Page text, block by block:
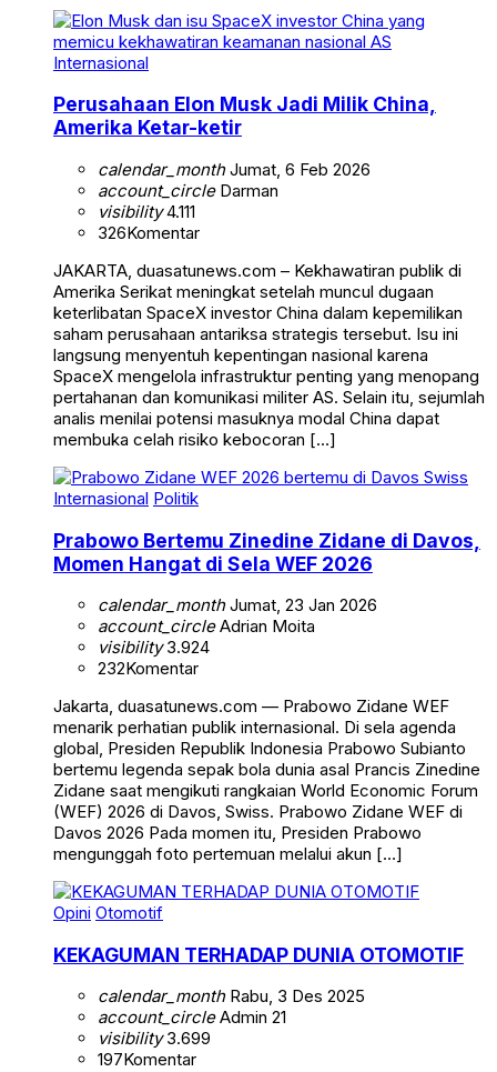
Internasional
Perusahaan Elon Musk Jadi Milik China,
Amerika Ketar-ketir
calendar_monthJumat, 6 Feb 2026
account_circleDarman
visibility4.111
326Komentar
JAKARTA, duasatunews.com – Kekhawatiran publik di
Amerika Serikat meningkat setelah muncul dugaan
keterlibatan SpaceX investor China dalam kepemilikan
saham perusahaan antariksa strategis tersebut. Isu ini
langsung menyentuh kepentingan nasional karena
SpaceX mengelola infrastruktur penting yang menopang
pertahanan dan komunikasi militer AS. Selain itu, sejumlah
analis menilai potensi masuknya modal China dapat
membuka celah risiko kebocoran […]
Internasional Politik
Prabowo Bertemu Zinedine Zidane di Davos,
Momen Hangat di Sela WEF 2026
calendar_monthJumat, 23 Jan 2026
account_circleAdrian Moita
visibility3.924
232Komentar
Jakarta, duasatunews.com — Prabowo Zidane WEF
menarik perhatian publik internasional. Di sela agenda
global, Presiden Republik Indonesia Prabowo Subianto
bertemu legenda sepak bola dunia asal Prancis Zinedine
Zidane saat mengikuti rangkaian World Economic Forum
(WEF) 2026 di Davos, Swiss. Prabowo Zidane WEF di
Davos 2026 Pada momen itu, Presiden Prabowo
mengunggah foto pertemuan melalui akun […]
Opini Otomotif
KEKAGUMAN TERHADAP DUNIA OTOMOTIF
calendar_monthRabu, 3 Des 2025
account_circleAdmin 21
visibility3.699
197Komentar